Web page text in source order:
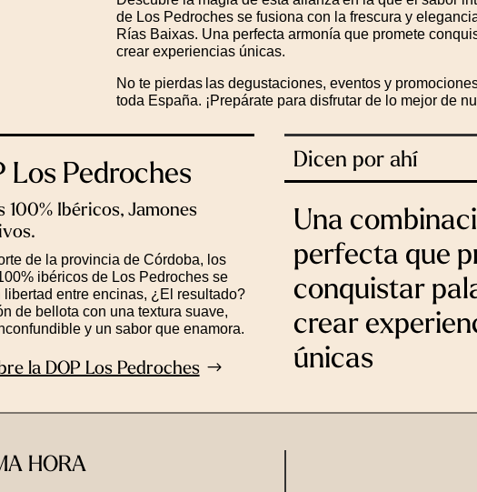
de Los Pedroches se fusiona con la frescura y
Rías Baixas. Una perfecta armonía que promete
crear experiencias únicas.
No te pierdas las degustaciones, eventos y
toda España. ¡Prepárate para disfrutar de lo mejor de
Los Pedroches
100% Ibéricos, Jamones
de la provincia de Córdoba, los
ibéricos de Los Pedroches se
libertad entre encinas, ¿El resultado?
de bellota con una textura suave,
y un sabor que enamora.
la DOP Los Pedroches
Dicen por ahí
Una
perfecta que
conquistar
crear
únicas
HORA